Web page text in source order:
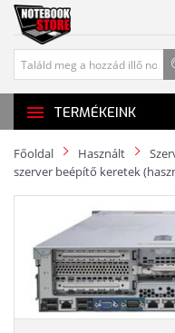
TERMÉKEINK
Főoldal Használt
szerver beépítő keretek